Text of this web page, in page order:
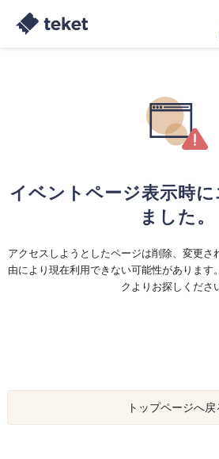
イベントページ表示時
ました。
アクセスしようとしたページは削除、変更さ
由により現在利用できない可能性があります
クよりお探しくださ
トップページへ戻